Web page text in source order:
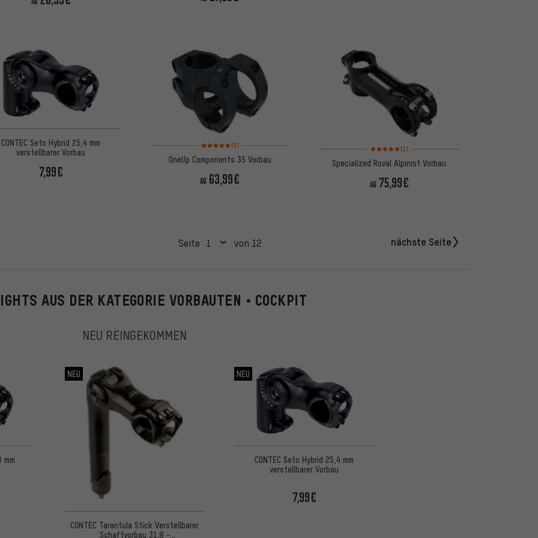
CONTEC Seto Hybrid 25,4 mm
verstellbarer Vorbau
7,99€
Bewertungen: 5 von 5 basierend auf 3 Bewertungen
(3)
OneUp Components 35 Vorbau
AB 63,99€
Bewertungen: 5 von 5 basierend auf 1 Bewertungen
(1)
Specialized Roval Alpinist Vorbau
AB 75,99€
Seite von 12 nächste Seite
AUS DER KATEGORIE VORBAUTEN • COCKPIT
NEU REINGEKOMMEN
mm
NEU
CONTEC Tarantula Stick Verstellbarer
Schaftvorbau 31.8 -
NEU
CONTEC Seto Hybrid 25,4 mm
verstellbarer Vorbau
7,99€